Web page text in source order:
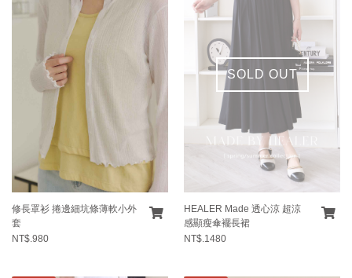
修長罩衫 捲邊細坑條薄軟小外
套
NT$.980
SOLD OUT
HEALER Made 透心涼 超涼
感顯瘦傘襬長裙
NT$.1480